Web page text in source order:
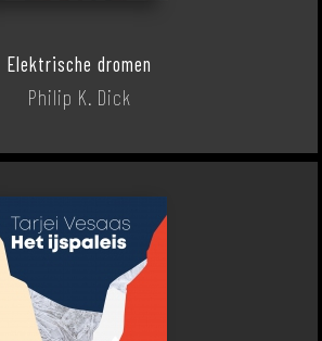
Elektrische dromen
Philip K. Dick